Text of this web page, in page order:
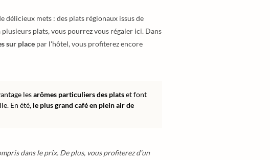
délicieux mets : des plats régionaux issus de
plats, vous pourrez vous régaler ici. Dans
sur place par l'hôtel, vous profiterez encore
lesarômes particuliers des platset font
En été, le plus grand café en plein air de
dans le prix. De plus, vous profiterez d'un